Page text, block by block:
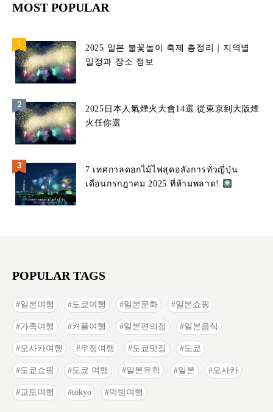
MOST POPULAR
2025 일본 불꽃놀이 축제 총정리｜지역별
일정과 장소 정보
2025日本人氣煙火大會14選 從東京到大阪煙
火任你選
7 เทศกาลดอกไม้ไฟสุดอลังการทั่วญี่ปุ่น
เดือนกรกฎาคม 2025 ที่ห้ามพลาด!
POPULAR TAGS
일본여행 도쿄여행 일본문화 일본쇼핑
가족여행 커플여행 일본편의점 일본음식
오사카여행 우정여행 도쿄맛집 도쿄
도쿄쇼핑 도쿄 여행 일본유학 일본 오사카
교토여행 tokyo 먹방여행